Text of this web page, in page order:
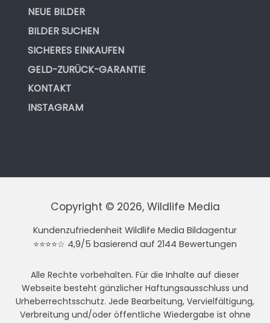
NEUE BILDER
BILDER SUCHEN
SICHERES EINKAUFEN
GELD-ZURÜCK-GARANTIE
KONTAKT
INSTAGRAM
Copyright © 2026, Wildlife Media
Kundenzufriedenheit Wildlife Media Bildagentur
⭐⭐⭐⭐☆ 4,9/5 basierend auf 2144 Bewertungen
Alle Rechte vorbehalten. Für die Inhalte auf dieser
Webseite besteht gänzlicher Haftungsausschluss und
Urheberrechtsschutz. Jede Bearbeitung, Vervielfältigung,
Verbreitung und/oder öffentliche Wiedergabe ist ohne